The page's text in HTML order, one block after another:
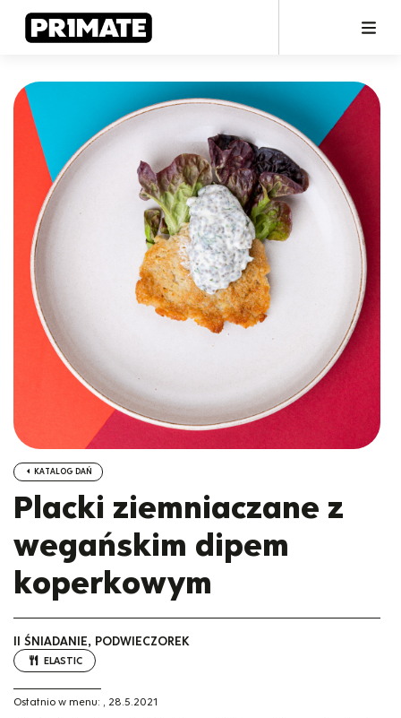
KATALOG DAŃ
Placki ziemniaczane z
wegańskim dipem
koperkowym
II ŚNIADANIE, PODWIECZOREK
ELASTIC
Ostatnio w menu: , 28.5.2021